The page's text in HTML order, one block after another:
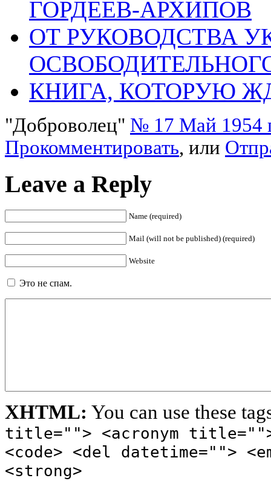
ГОРДЕЕВ-АРХИПОВ
ОТ РУКОВОДСТВА
КНИГА, КОТОРУЮ
"Доброволец" № 17 Май 1954
Прокомментировать, или
Leave a Reply
Name (required)
Mail (will not be published) (required)
Website
Это не спам.
XHTML: You can use these
title=""> <acronym
<code> <del datetime="">
<strong>